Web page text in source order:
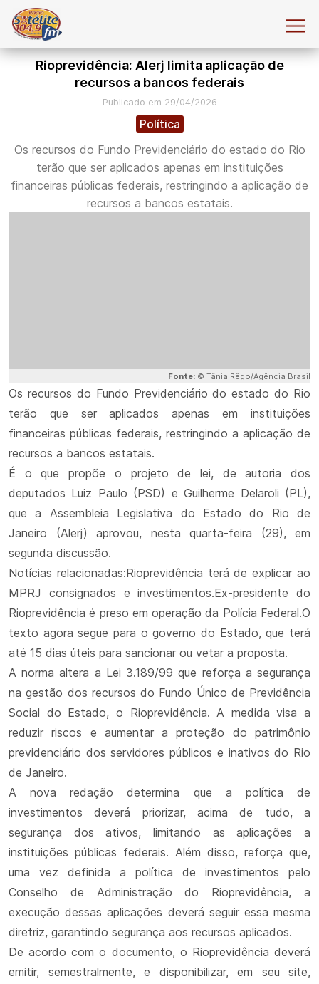
Rioprevidência: Alerj limita aplicação de
recursos a bancos federais
Publicado em 29/04/2026
Política
Os recursos do Fundo Previdenciário do estado do Rio
terão que ser aplicados apenas em instituições
financeiras públicas federais, restringindo a aplicação de
recursos a bancos estatais.
Fonte: © Tânia Rêgo/Agência Brasil
Os recursos do Fundo Previdenciário do estado do Rio
terão que ser aplicados apenas em instituições
financeiras públicas federais, restringindo a aplicação de
recursos a bancos estatais.
É o que propõe o projeto de lei, de autoria dos
deputados Luiz Paulo (PSD) e Guilherme Delaroli (PL),
que a Assembleia Legislativa do Estado do Rio de
Janeiro (Alerj) aprovou, nesta quarta-feira (29), em
segunda discussão.
Notícias relacionadas:Rioprevidência terá de explicar ao
MPRJ consignados e investimentos.Ex-presidente do
Rioprevidência é preso em operação da Polícia Federal.O
texto agora segue para o governo do Estado, que terá
até 15 dias úteis para sancionar ou vetar a proposta.
A norma altera a Lei 3.189/99 que reforça a segurança
na gestão dos recursos do Fundo Único de Previdência
Social do Estado, o Rioprevidência. A medida visa a
reduzir riscos e aumentar a proteção do patrimônio
previdenciário dos servidores públicos e inativos do Rio
de Janeiro.
A nova redação determina que a política de
investimentos deverá priorizar, acima de tudo, a
segurança dos ativos, limitando as aplicações a
instituições públicas federais. Além disso, reforça que,
uma vez definida a política de investimentos pelo
Conselho de Administração do Rioprevidência, a
execução dessas aplicações deverá seguir essa mesma
diretriz, garantindo segurança aos recursos aplicados.
De acordo com o documento, o Rioprevidência deverá
emitir, semestralmente, e disponibilizar, em seu site,